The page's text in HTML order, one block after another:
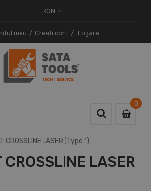
RON
meu Creati cont Logare
0
0
CROSSLINE LASER (Type 1)
CROSSLINE LASER